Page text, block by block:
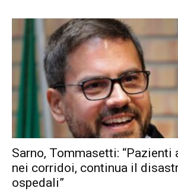
Sarno, Tommasetti: “Pazienti
nei corridoi, continua il
ospedali”